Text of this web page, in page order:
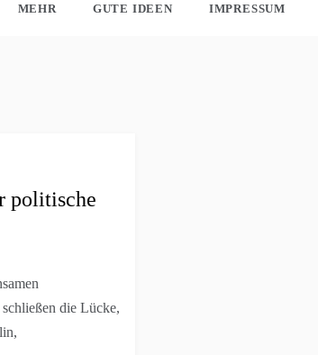
MEHR GUTE IDEEN IMPRESSUM
politische
die Lücke,